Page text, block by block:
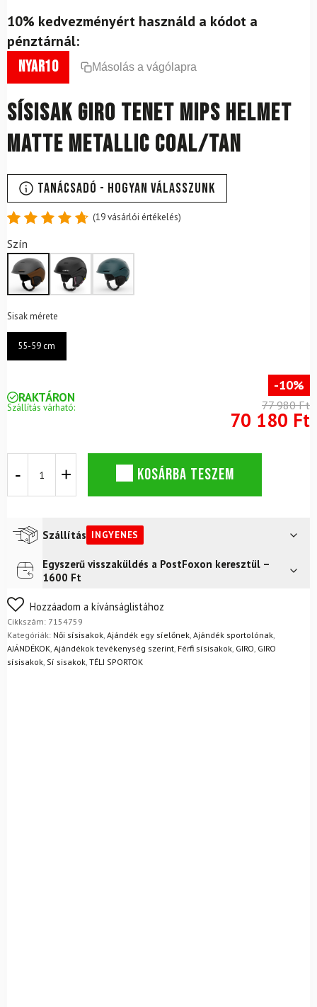
10% kedvezményért használd a kódot a
pénztárnál:
nyar10 Másolás a vágólapra
Sísisak Giro Tenet Mips Helmet
Matte Metallic Coal/tan
Tanácsadó - Hogyan válasszunk
4.79
5-ből,
értékelés
alapján
(19vásárlói értékelés)
Szín
Sisak mérete
55-59 cm
RAKTÁRON
Szállítás várható:
-10%
77 980 Ft
70 180 Ft
Giro
Matte
Metallic
Coal/tan
mennyiség
KOSÁRBA TESZEM
Szállítás INGYENES
Futár a címreIngyenes
FoxPost
Egyszerű visszaküldés a PostFoxon keresztül –
1600 Ft
Nem biztos a választásában? Semmi gond – a terméket
egyszerűen visszaküldheti 14 napon belül, indoklás nélkül.
Mik a visszaküldés feltételei?
Hozzáadom a kívánságlistához
Cikkszám: 7154759
Kategóriák: Női sísisakok Ajándék egy síelőnek Ajándék sportolónak
AJÁNDÉKOK Ajándékok tevékenység szerint Férfi sísisakok GIRO GIRO
sísisakok Sí sisakok TÉLI SPORTOK